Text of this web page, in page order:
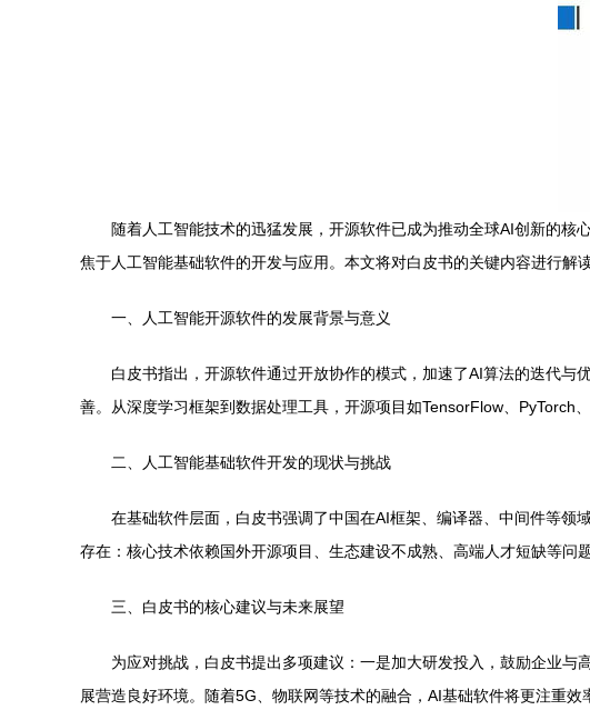
随着人工智能技术的迅猛发展，开源软件已成为推动全球AI创新的
焦于人工智能基础软件的开发与应用。本文将对白皮书的关键内容进行解
一、人工智能开源软件的发展背景与意义
白皮书指出，开源软件通过开放协作的模式，加速了AI算法的迭代
善。从深度学习框架到数据处理工具，开源项目如TensorFlow、PyTorch
二、人工智能基础软件开发的现状与挑战
在基础软件层面，白皮书强调了中国在AI框架、编译器、中间件等
存在：核心技术依赖国外开源项目、生态建设不成熟、高端人才短缺等问
三、白皮书的核心建议与未来展望
为应对挑战，白皮书提出多项建议：一是加大研发投入，鼓励企业
展营造良好环境。随着5G、物联网等技术的融合，AI基础软件将更注重